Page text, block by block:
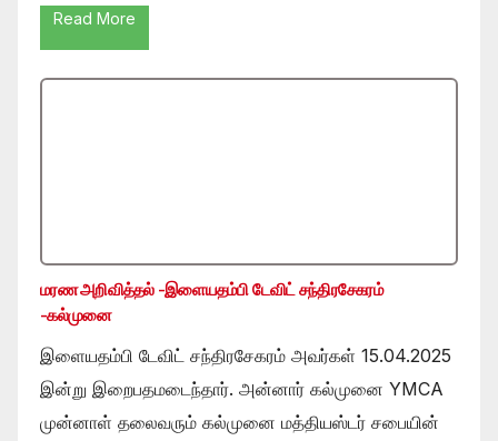
Read More
மரண அறிவித்தல் -இளையதம்பி டேவிட் சந்திரசேகரம்
-கல்முனை
இளையதம்பி டேவிட் சந்திரசேகரம் அவர்கள் 15.04.2025
இன்று இறைபதமடைந்தார். அன்னார் கல்முனை YMCA
முன்னாள் தலைவரும் கல்முனை மத்தியஸ்டர் சபையின்